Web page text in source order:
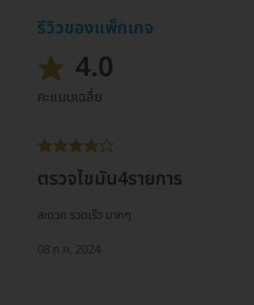
รีวิวของแพ็กเกจ
4.0
คะแนนเฉลี่ย
ตรวจไขมัน4รายการ
สะดวก รวดเร็ว มากๆ
08 ก.ค. 2024